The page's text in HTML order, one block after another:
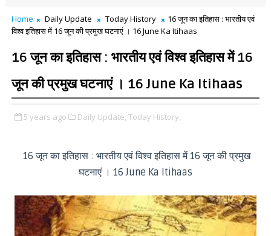
Home Daily Update Today History
16 जून का इतिहास : भारतीय एवं
विश्व इतिहास में 16 जून की प्रमुख घटनाएं । 16 June Ka Itihaas
16 जून का इतिहास : भारतीय एवं विश्व इतिहास में 16
जून की प्रमुख घटनाएं । 16 June Ka Itihaas
5 years ago Daily Update, Today History,
16 जून का इतिहास : भारतीय एवं विश्व इतिहास में 16 जून की प्रमुख
घटनाएं । 16 June Ka Itihaas